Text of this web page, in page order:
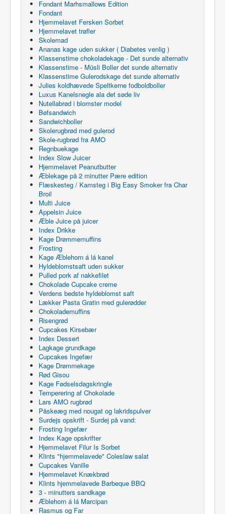
Fondant Marhsmallows Edition
Fondant
Hjemmelavet Fersken Sorbet
Hjemmelavet trøfler
Skolemad
Ananas kage uden sukker ( Diabetes venlig )
Klassenstime chokoladekage - Det sunde alternativ
Klassenstime - Müsli Boller det sunde alternativ
Klassenstime Gulerodskage det sunde alternativ
Julies koldhævede Speltkerne fodboldboller
Luxus Kanelsnegle ala det søde liv
Nutellabrød i blomster model
Bøfsandwich
Sandwichboller
Skolerugbrød med gulerod
Skole-rugbrød fra AMO
Regnbuekage
Index Slow Juicer
Hjemmelavet Peanutbutter
Æblekage på 2 minutter Pære edition
Flæskesteg / Kamsteg i Big Easy Smoker fra Char
Broil
Multi Juice
Appelsin Juice
Æble Juice på juicer
Index Drikke
Kage Drømmemuffins
Frosting
Kage Æblehorn á lá kanel
Hyldeblomstsaft uden sukker
Pulled pork af nakkefilet
Chokolade Cupcake creme
Verdens bedste hyldeblomst saft
Lækker Pasta Gratin med gulerødder
Chokolademuffins
Risengrød
Cupcakes Kirsebær
Index Dessert
Lagkage grundkage
Cupcakes Ingefær
Kage Drømmekage
Rød Gisou
Kage Fødselsdagskringle
Temperering af Chokolade
Lars AMO rugbrød
Påskeæg med nougat og lakridspulver
Surdejs opskrift - Surdej på vand:
Frosting Ingefær
Index Kage opskrifter
Hjemmelavet Filur Is Sorbet
Klints "hjemmelavede" Coleslaw salat
Cupcakes Vanille
Hjemmelavet Knækbrød
Klints hjemmelavede Barbeque BBQ
3 - minutters sandkage
Æblehorn á lá Marcipan
Rasmus og Far